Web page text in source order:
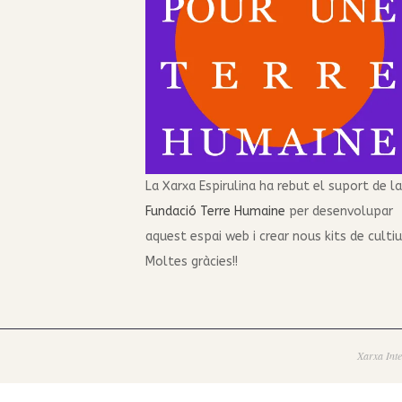
La Xarxa Espirulina ha rebut el suport de la
Fundació Terre Humaine per desenvolupar
aquest espai web i crear nous kits de
Moltes gràcies!!
Xarxa